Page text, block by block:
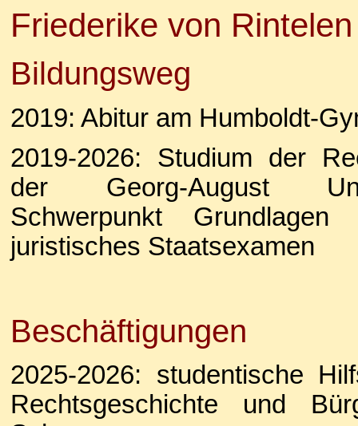
Friederike von Rintelen
Bildungsweg
2019: Abitur am Humboldt-
2019-2026: Studium der
der Georg-August
Schwerpunkt
juristisches Staatsexamen
Beschäftigungen
2025-2026: studentische
Rechtsgeschichte und